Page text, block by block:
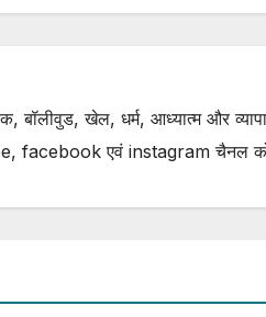
खेल, धर्म, आध्यात्म और
facebook एवं instagram चैनल को